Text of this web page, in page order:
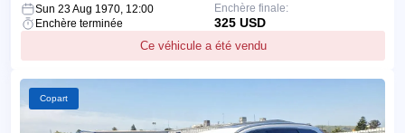
Sun 23 Aug 1970, 12:00
Enchère terminée
Ce véhicule a été vendu
Enchère finale:
325 USD
Copart